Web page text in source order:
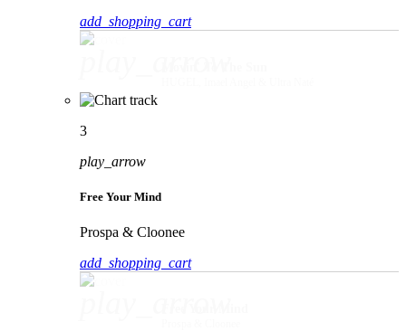
add_shopping_cart
3
play_arrow
Free Your Mind
Prospa & Cloonee
add_shopping_cart